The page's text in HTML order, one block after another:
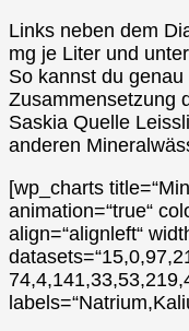
Links neben dem
mg je Liter und
So kannst du
Zusammensetzung
Saskia Quelle
anderen
[wp_charts
animation=“true“
align=“alignleft“